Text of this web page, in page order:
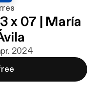
x 07 | María
2024